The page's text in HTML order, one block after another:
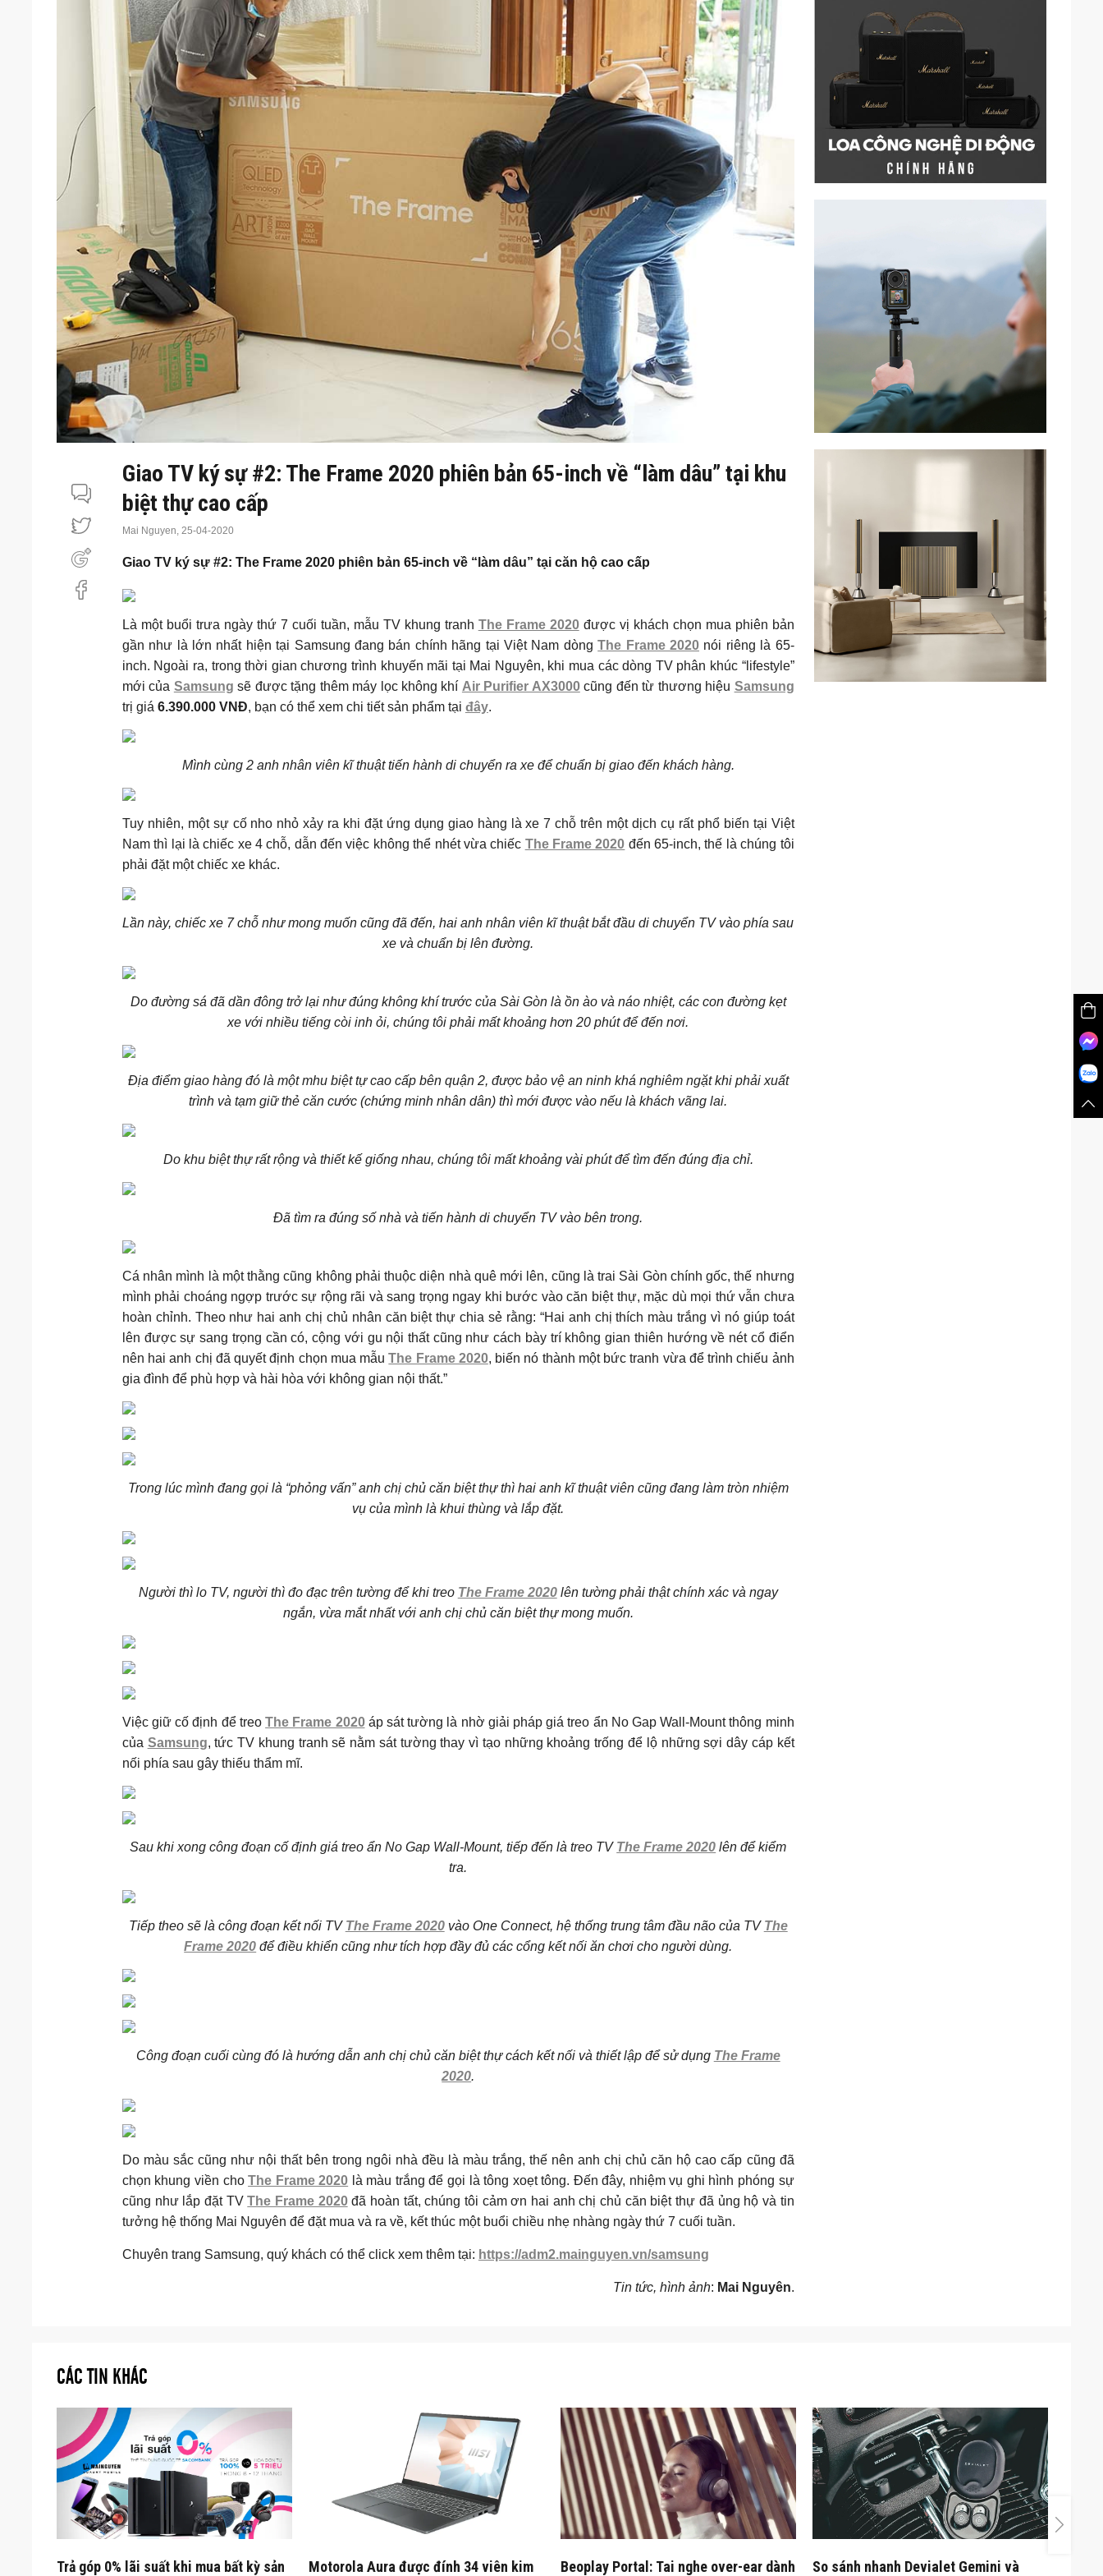
Giao TV ký sự #2: The Frame 2020 phiên bản 65-inch về “làm dâu” tại khu
biệt thự cao cấp
Mai Nguyen, 25-04-2020
Giao TV ký sự #2: The Frame 2020 phiên bản 65-inch về “làm dâu” tại căn hộ cao cấp
Là một buổi trưa ngày thứ 7 cuối tuần, mẫu TV khung tranh The Frame 2020được vị khách chọn mua phiên bản
gần như là lớn nhất hiện tại Samsung đang bán chính hãng tại Việt Nam dòngThe Frame 2020nói riêng là 65-
inch. Ngoài ra, trong thời gian chương trình khuyến mãi tại Mai Nguyên, khi mua các dòng TV phân khúc “lifestyle”
mới của Samsung sẽ được tặng thêm máy lọc không khí Air Purifier AX3000cũng đến từ thương hiệu Samsung
trị giá 6.390.000 VNĐ, bạn có thể xem chi tiết sản phẩm tại đây.
Mình cùng 2 anh nhân viên kĩ thuật tiến hành di chuyển ra xe để chuẩn bị giao đến khách hàng.
Tuy nhiên, một sự cố nho nhỏ xảy ra khi đặt ứng dụng giao hàng là xe 7 chỗ trên một dịch cụ rất phổ biến tại Việt
Nam thì lại là chiếc xe 4 chỗ, dẫn đến việc không thể nhét vừa chiếc The Frame 2020 đến 65-inch, thế là chúng tôi
phải đặt một chiếc xe khác.
Lần này, chiếc xe 7 chỗ như mong muốn cũng đã đến, hai anh nhân viên kĩ thuật bắt đầu di chuyển TV vào phía sau
xe và chuẩn bị lên đường.
Do đường sá đã dần đông trở lại như đúng không khí trước của Sài Gòn là ồn ào và náo nhiệt, các con đường kẹt
xe với nhiều tiếng còi inh ỏi, chúng tôi phải mất khoảng hơn 20 phút để đến nơi.
Địa điểm giao hàng đó là một mhu biệt tự cao cấp bên quận 2, được bảo vệ an ninh khá nghiêm ngặt khi phải xuất
trình và tạm giữ thẻ căn cước (chứng minh nhân dân) thì mới được vào nếu là khách vãng lai.
Do khu biệt thự rất rộng và thiết kế giống nhau, chúng tôi mất khoảng vài phút để tìm đến đúng địa chỉ.
Đã tìm ra đúng số nhà và tiến hành di chuyển TV vào bên trong.
Cá nhân mình là một thằng cũng không phải thuộc diện nhà quê mới lên, cũng là trai Sài Gòn chính gốc, thế nhưng
mình phải choáng ngợp trước sự rộng rãi và sang trọng ngay khi bước vào căn biệt thự, mặc dù mọi thứ vẫn chưa
hoàn chỉnh. Theo như hai anh chị chủ nhân căn biệt thự chia sẻ rằng: “Hai anh chị thích màu trắng vì nó giúp toát
lên được sự sang trọng cần có, cộng với gu nội thất cũng như cách bày trí không gian thiên hướng về nét cổ điển
nên hai anh chị đã quyết định chọn mua mẫuThe Frame 2020, biến nó thành một bức tranh vừa để trình chiếu ảnh
gia đình để phù hợp và hài hòa với không gian nội thất.”
Trong lúc mình đang gọi là “phỏng vấn” anh chị chủ căn biệt thự thì hai anh kĩ thuật viên cũng đang làm tròn nhiệm
vụ của mình là khui thùng và lắp đặt.
Người thì lo TV, người thì đo đạc trên tường để khi treo The Frame 2020lên tường phải thật chính xác và ngay
ngắn, vừa mắt nhất với anh chị chủ căn biệt thự mong muốn.
Việc giữ cố định để treoThe Frame 2020áp sát tường là nhờ giải pháp giá treo ẩn No Gap Wall-Mount thông minh
của Samsung, tức TV khung tranh sẽ nằm sát tường thay vì tạo những khoảng trống để lộ những sợi dây cáp kết
nối phía sau gây thiếu thẩm mĩ.
Sau khi xong công đoạn cố định giá treo ẩn No Gap Wall-Mount, tiếp đến là treo TV The Frame 2020 lên để kiểm
tra.
Tiếp theo sẽ là công đoạn kết nối TV The Frame 2020vào One Connect, hệ thống trung tâm đầu não của TV The
Frame 2020 để điều khiển cũng như tích hợp đầy đủ các cổng kết nối ăn chơi cho người dùng.
Công đoạn cuối cùng đó là hướng dẫn anh chị chủ căn biệt thự cách kết nối và thiết lập để sử dụng The Frame
2020.
Do màu sắc cũng như nội thất bên trong ngôi nhà đều là màu trắng, thế nên anh chị chủ căn hộ cao cấp cũng đã
chọn khung viền choThe Frame 2020 là màu trắng để gọi là tông xoẹt tông. Đến đây, nhiệm vụ ghi hình phóng sự
cũng như lắp đặt TVThe Frame 2020đã hoàn tất, chúng tôi cảm ơn hai anh chị chủ căn biệt thự đã ủng hộ và tin
tưởng hệ thống Mai Nguyên để đặt mua và ra về, kết thúc một buổi chiều nhẹ nhàng ngày thứ 7 cuối tuần.
Chuyên trang Samsung, quý khách có thể click xem thêm tại: https://adm2.mainguyen.vn/samsung
Tin tức, hình ảnh: Mai Nguyên.
CÁC TIN KHÁC
Trả góp 0% lãi suất khi mua bất kỳ sản Motorola Aura được đính 34 viên kim Beoplay Portal: Tai nghe over-ear dành So sánh nhanh Devialet Gemini và